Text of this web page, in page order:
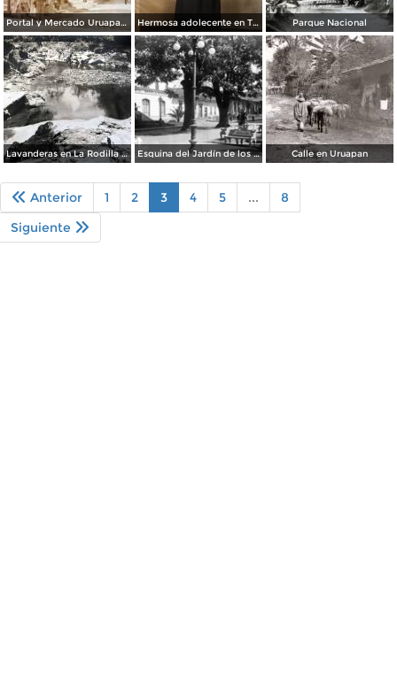
Portal y Mercado Uruapan Michoacan Hermosa adolecente en Traje tipico de Uruapan, MichoacÃ¡n Parque Nacional
Lavanderas en La Rodilla del Diablo Esquina del Jardín de los Mártires Calle en Uruapan
Anterior 1 2 3 4 5 ...
8
Siguiente